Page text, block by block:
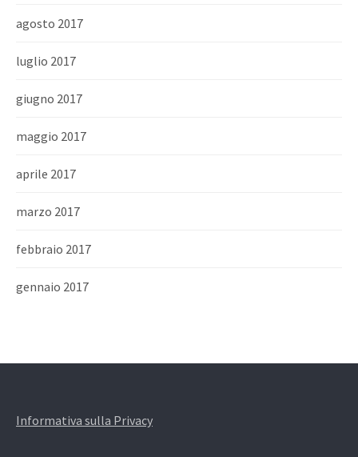
agosto 2017
luglio 2017
giugno 2017
maggio 2017
aprile 2017
marzo 2017
febbraio 2017
gennaio 2017
Informativa sulla Privacy